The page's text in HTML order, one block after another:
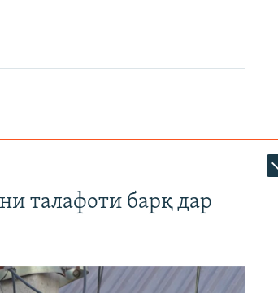
талафоти барқ дар